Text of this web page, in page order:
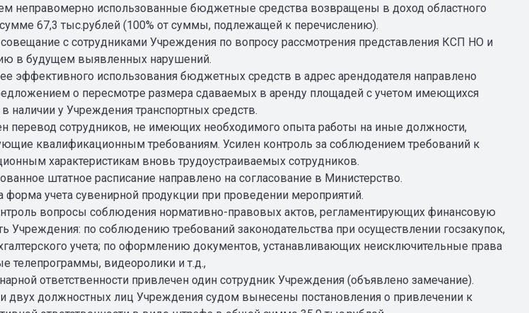
неправомерно использованные бюджетные средства возвращены в доход областного
67,3 тыс.рублей (100% от суммы, подлежащей к перечислению).
с сотрудниками Учреждения по вопросу рассмотрения представления КСП НО и
в будущем выявленных нарушений.
эффективного использования бюджетных средств в адрес арендодателя направлено
о пересмотре размера сдаваемых в аренду площадей с учетом имеющихся
наличии у Учреждения транспортных средств.
перевод сотрудников, не имеющих необходимого опыта работы на иные должности,
квалификационным требованиям. Усилен контроль за соблюдением требований к
характеристикам вновь трудоустраиваемых сотрудников.
штатное расписание направлено на согласование в Министерство.
форма учета сувенирной продукции при проведении мероприятий.
вопросы соблюдения нормативно-правовых актов, регламентирующих финансовую
Учреждения: по соблюдению требований законодательства при осуществлении госзакупок,
учета; по оформлению документов, устанавливающих неисключительные права
телепрограммы, видеоролики и т.д.,
ответственности привлечен один сотрудник Учреждения (объявлено замечание).
двух должностных лиц Учреждения судом вынесены постановления о привлечении к